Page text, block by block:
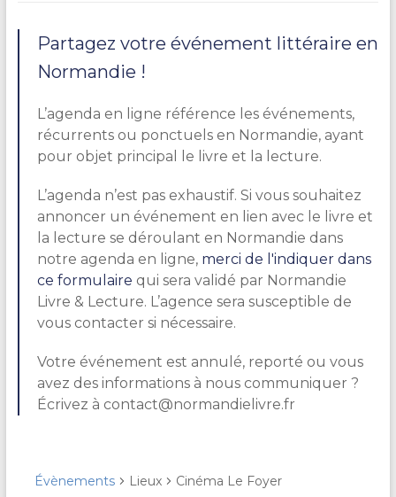
Partagez votre événement littéraire en
Normandie !
L’agenda en ligne référence les événements,
récurrents ou ponctuels en Normandie, ayant
pour objet principal le livre et la lecture.
L’agenda n’est pas exhaustif. Si vous souhaitez
annoncer un événement en lien avec le livre et
la lecture se déroulant en Normandie dans
notre agenda en ligne, merci de l'indiquer dans
ce formulaire qui sera validé par Normandie
Livre & Lecture. L’agence sera susceptible de
vous contacter si nécessaire.
Votre événement est annulé, reporté ou vous
avez des informations à nous communiquer ?
Écrivez à contact@normandielivre.fr
Évènements Lieux Cinéma Le Foyer